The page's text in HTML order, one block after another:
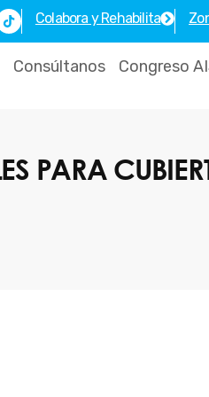
T
i
k
o
Colabora y Rehabilita
Consúltanos Congreso
PARA